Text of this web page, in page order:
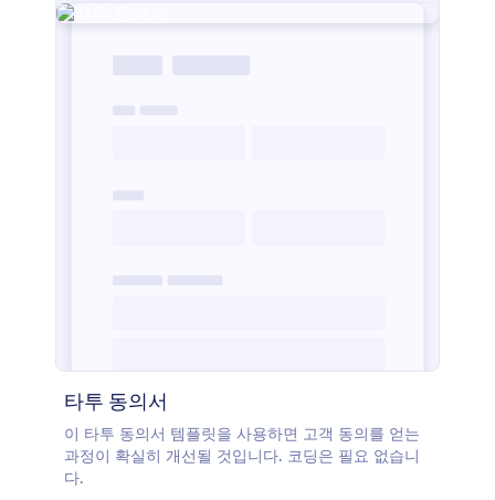
타투 동의서
이 타투 동의서 템플릿을 사용하면 고객 동의를 얻는
과정이 확실히 개선될 것입니다. 코딩은 필요 없습니
다.